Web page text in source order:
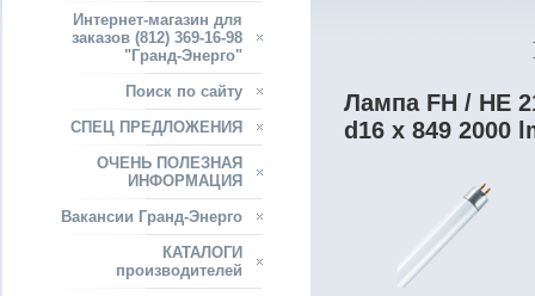
Лампа FH / HE
d16 x 849 2000
Интернет-магазин для
заказов (812) 369-16-98
"Гранд-Энерго"
Поиск по сайту
СПЕЦ ПРЕДЛОЖЕНИЯ
ОЧЕНЬ ПОЛЕЗНАЯ
ИНФОРМАЦИЯ
Вакансии Гранд-Энерго
КАТАЛОГИ
производителей